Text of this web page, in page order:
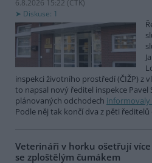
6.8.2026 15:22 (ČTK)
Diskuse: 1
inspekci životního prostředí (ČIŽP) z
to napsal nový ředitel inspekce Pavel
plánovaných odchodech informovaly
Podle něj tak končí dva z pěti ředitelů
Veterináři v horku ošetřují
se zploštělým čumákem